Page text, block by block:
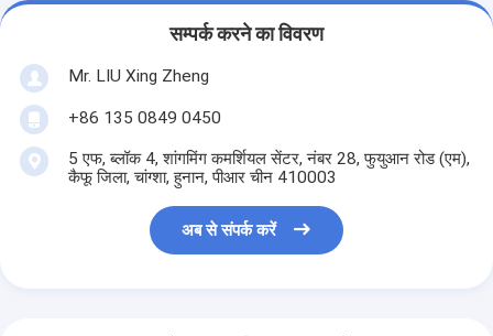
सम्पर्क करने का विवरण
Mr. LIU Xing Zheng
+86 135 0849 0450
5 एफ, ब्लॉक 4, शांगमिंग कमर्शियल सेंटर, नंबर 28, फुयुआन रोड (एम),
कैफू जिला, चांग्शा, हुनान, पीआर चीन 410003
अब से संपर्क करें